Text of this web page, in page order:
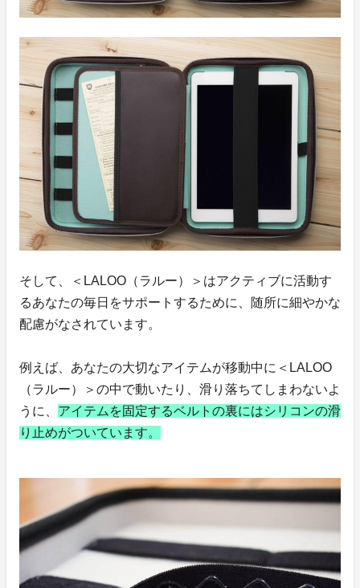
そして、＜LALOO（ラルー）＞はアクティブに活動す
るあなたの毎日をサポートするために、随所に細やかな
配慮がなされています。
例えば、あなたの大切なアイテムが移動中に＜LALOO
（ラルー）＞の中で動いたり、滑り落ちてしまわないよ
うに、 アイテムを固定するベルトの裏にはシリコンの滑
り止めがついています。